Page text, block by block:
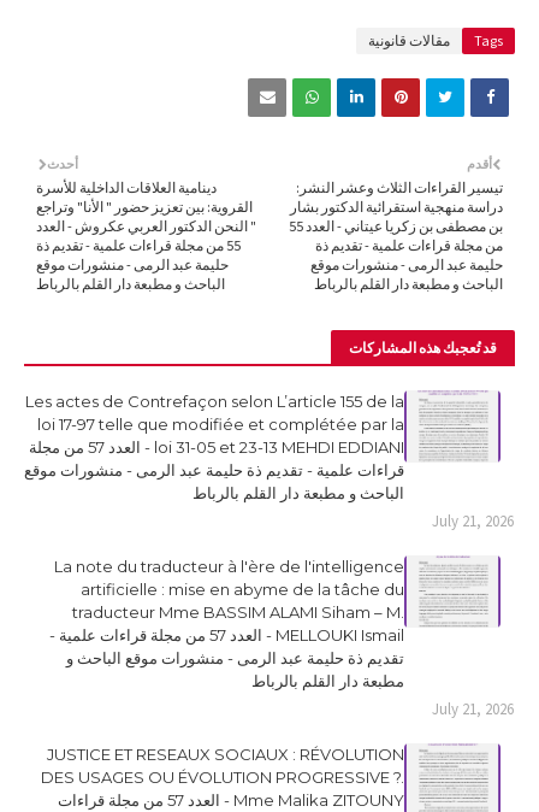
Tags مقالات قانونية
أحدث
دينامية العلاقات الداخلية للأسرة
القروية: بين تعزيز حضور " الأنا" وتراجع
" النحن الدكتور العربي عكروش - العدد
55 من مجلة قراءات علمية - تقديم ذة
حليمة عبد الرمى - منشورات موقع
الباحث و مطبعة دار القلم بالرباط
أقدم
تيسير القراءات الثلاث وعشر النشر:
دراسة منهجية استقرائية الدكتور بشار
بن مصطفى بن زكريا عيتاني - العدد 55
من مجلة قراءات علمية - تقديم ذة
حليمة عبد الرمى - منشورات موقع
الباحث و مطبعة دار القلم بالرباط
قد تُعجبك هذه المشاركات
Les actes de Contrefaçon selon L’article 155 de la
loi 17-97 telle que modifiée et complétée par la
loi 31-05 et 23-13 MEHDI EDDIANI - العدد 57 من مجلة
قراءات علمية - تقديم ذة حليمة عبد الرمى - منشورات موقع
الباحث و مطبعة دار القلم بالرباط
July 21, 2026
La note du traducteur à l'ère de l'intelligence
artificielle : mise en abyme de la tâche du
traducteur Mme BASSIM ALAMI Siham – M.
MELLOUKI Ismail - العدد 57 من مجلة قراءات علمية -
تقديم ذة حليمة عبد الرمى - منشورات موقع الباحث و
مطبعة دار القلم بالرباط
July 21, 2026
JUSTICE ET RESEAUX SOCIAUX : RÉVOLUTION
DES USAGES OU ÉVOLUTION PROGRESSIVE ?.
Mme Malika ZITOUNY - العدد 57 من مجلة قراءات